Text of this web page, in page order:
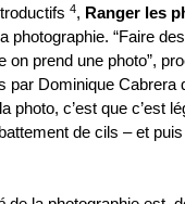
4, Ranger les
photographie. “Faire
on prend une photo”,
par Dominique Cabrera
photo, c’est que c’est
de cils – et